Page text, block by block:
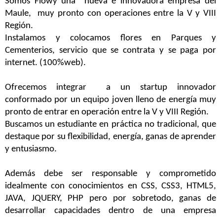
Maule,
muy pronto con operaciones entre la V y VIII
Región.
Instalamos y colocamos flores en Parques y
Cementerios, servicio que se contrata y se paga por
internet. (100%web).
Ofrecemos integrar
a un startup innovador
conformado por un equipo joven lleno de energía muy
pronto de entrar en operación entre la V y VIII Región.
Buscamos un estudiante en práctica no tradicional, que
destaque por su flexibilidad, energía, ganas de aprender
y entusiasmo.
Además debe ser responsable y comprometido
idealmente con conocimientos en CSS, CSS3, HTML5,
JAVA, JQUERY, PHP pero por sobretodo, ganas de
desarrollar capacidades dentro de una empresa